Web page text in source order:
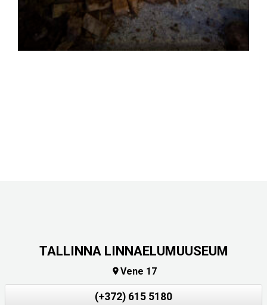
TALLINNA LINNAELUMUUSEUM
Vene 17
(+372) 615 5180